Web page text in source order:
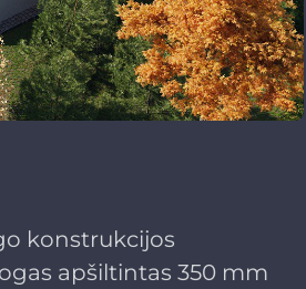
konstrukcijos
apšiltintas 350 mm